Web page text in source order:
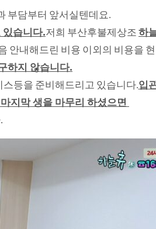
부담부터 앞서실텐데요.
습니다.저희 부산후불제상조하
안내해드린 비용 이외의 비용을
하지 않습니다.
등을 준비해드리고 있습니다.입
지막 생을 마무리 하셨으면